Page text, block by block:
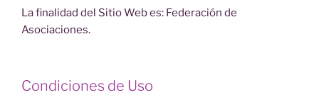
La finalidad del Sitio Web es: Federación de
Asociaciones.
Condiciones de Uso